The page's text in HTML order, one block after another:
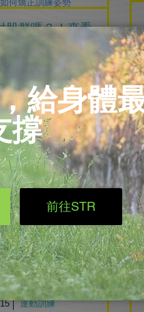
肌群嗎？！來看
貼紮，是如何
健身貼紮
日漸盛行，為了預
確的觀念及姿勢便
更多
！3大規劃步
升運動成效
運動訓練